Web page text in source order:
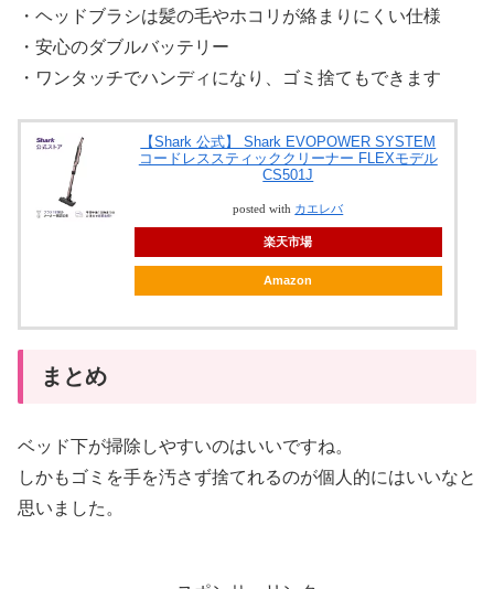
・ヘッドブラシは髪の毛やホコリが絡まりにくい仕様
・安心のダブルバッテリー
・ワンタッチでハンディになり、ゴミ捨てもできます
【Shark 公式】 Shark EVOPOWER SYSTEM
コードレススティッククリーナー FLEXモデル
CS501J
posted with カエレバ
楽天市場
Amazon
まとめ
ベッド下が掃除しやすいのはいいですね。
しかもゴミを手を汚さず捨てれるのが個人的にはいいなと
思いました。